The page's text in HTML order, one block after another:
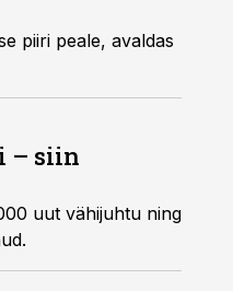
piiri peale, avaldas
– siin
uut vähijuhtu ning